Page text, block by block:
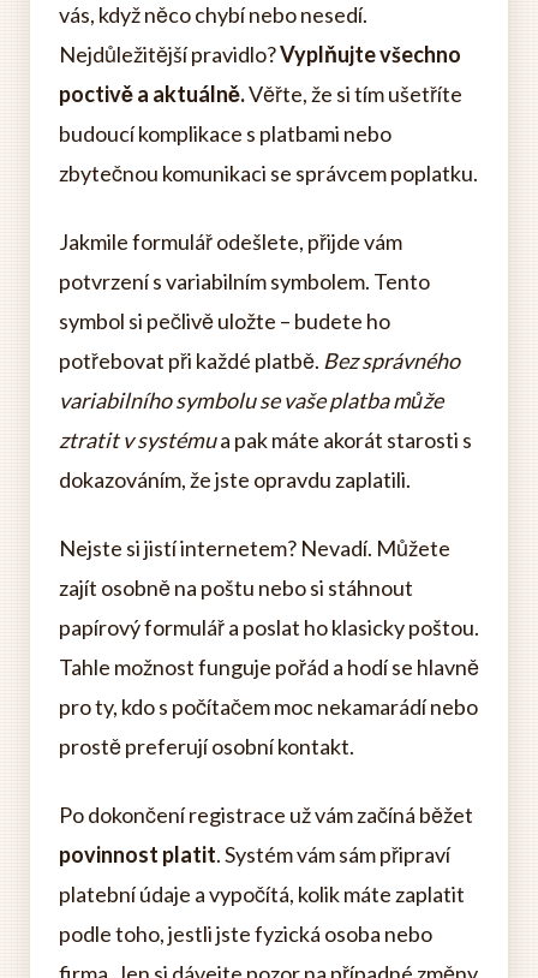
vás, když něco chybí nebo nesedí.
Nejdůležitější pravidlo?Vyplňujte všechno
poctivě a aktuálně.Věřte, že si tím ušetříte
budoucí komplikace s platbami nebo
zbytečnou komunikaci se správcem poplatku.
Jakmile formulář odešlete, přijde vám
potvrzení s variabilním symbolem. Tento
symbol si pečlivě uložte – budete ho
potřebovat při každé platbě. Bez správného
variabilního symbolu se vaše platba může
ztratit v systémua pak máte akorát starosti s
dokazováním, že jste opravdu zaplatili.
Nejste si jistí internetem? Nevadí. Můžete
zajít osobně na poštu nebo si stáhnout
papírový formulář a poslat ho klasicky poštou.
Tahle možnost funguje pořád a hodí se hlavně
pro ty, kdo s počítačem moc nekamarádí nebo
prostě preferují osobní kontakt.
Po dokončení registrace už vám začíná běžet
povinnost platit. Systém vám sám připraví
platební údaje a vypočítá, kolik máte zaplatit
podle toho, jestli jste fyzická osoba nebo